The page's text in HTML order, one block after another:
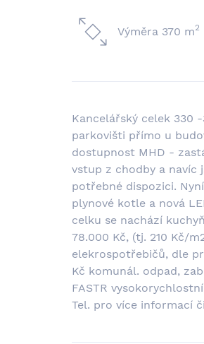
Výměra 370 m2
Kancelářský celek 330
parkovišti přímo u
dostupnost MHD -
vstup z chodby a navíc
potřebné dispozici.
plynové kotle a nová
celku se nachází
78.000 Kč, (tj. 210 Kč/
elekrospotřebičů, dle
Kč komunál. odpad,
FASTR
Tel. pro více informací